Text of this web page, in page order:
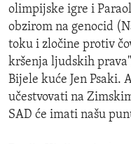
olimpijske igre i
obzirom na genocid
toku i zločine protiv
kršenja ljudskih
Bijele kuće Jen Psaki.
učestvovati na
SAD će imati našu